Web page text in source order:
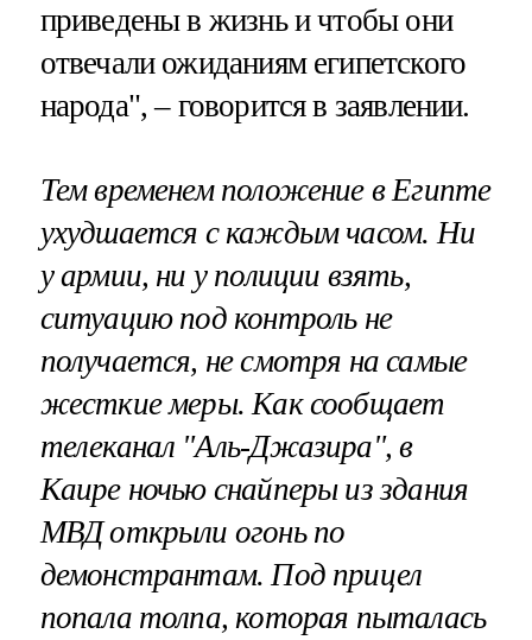
приведены в жизнь и чтобы они
отвечали ожиданиям египетского
народа", – говорится в заявлении.
Тем временем положение в Египте
ухудшается с каждым часом. Ни
у армии, ни у полиции взять,
ситуацию под контроль не
получается, не смотря на самые
жесткие меры. Как сообщает
телеканал "Аль-Джазира", в
Каире ночью снайперы из здания
МВД открыли огонь по
демонстрантам. Под прицел
попала толпа, которая пыталась